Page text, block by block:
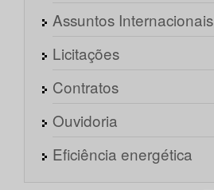
Assuntos Internacionais
Licitações
Contratos
Ouvidoria
Eficiência energética